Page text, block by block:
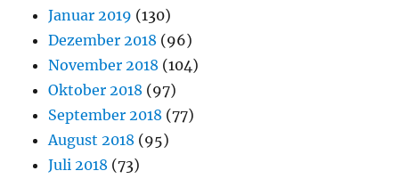
Januar 2019 (130)
Dezember 2018 (96)
November 2018 (104)
Oktober 2018 (97)
September 2018 (77)
August 2018 (95)
Juli 2018 (73)